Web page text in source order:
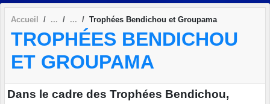
Accueil Trophées Bendichou et Groupama
TROPHÉES BENDICHOU
ET GROUPAMA
Dans le cadre des Trophées Bendichou,